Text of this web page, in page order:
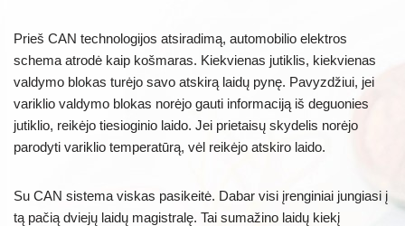
Prieš CAN technologijos atsiradimą, automobilio elektros
schema atrodė kaip košmaras. Kiekvienas jutiklis, kiekvienas
valdymo blokas turėjo savo atskirą laidų pynę. Pavyzdžiui, jei
variklio valdymo blokas norėjo gauti informaciją iš deguonies
jutiklio, reikėjo tiesioginio laido. Jei prietaisų skydelis norėjo
parodyti variklio temperatūrą, vėl reikėjo atskiro laido.
Su CAN sistema viskas pasikeitė. Dabar visi įrenginiai jungiasi į
tą pačią dviejų laidų magistralę. Tai sumažino laidų kiekį